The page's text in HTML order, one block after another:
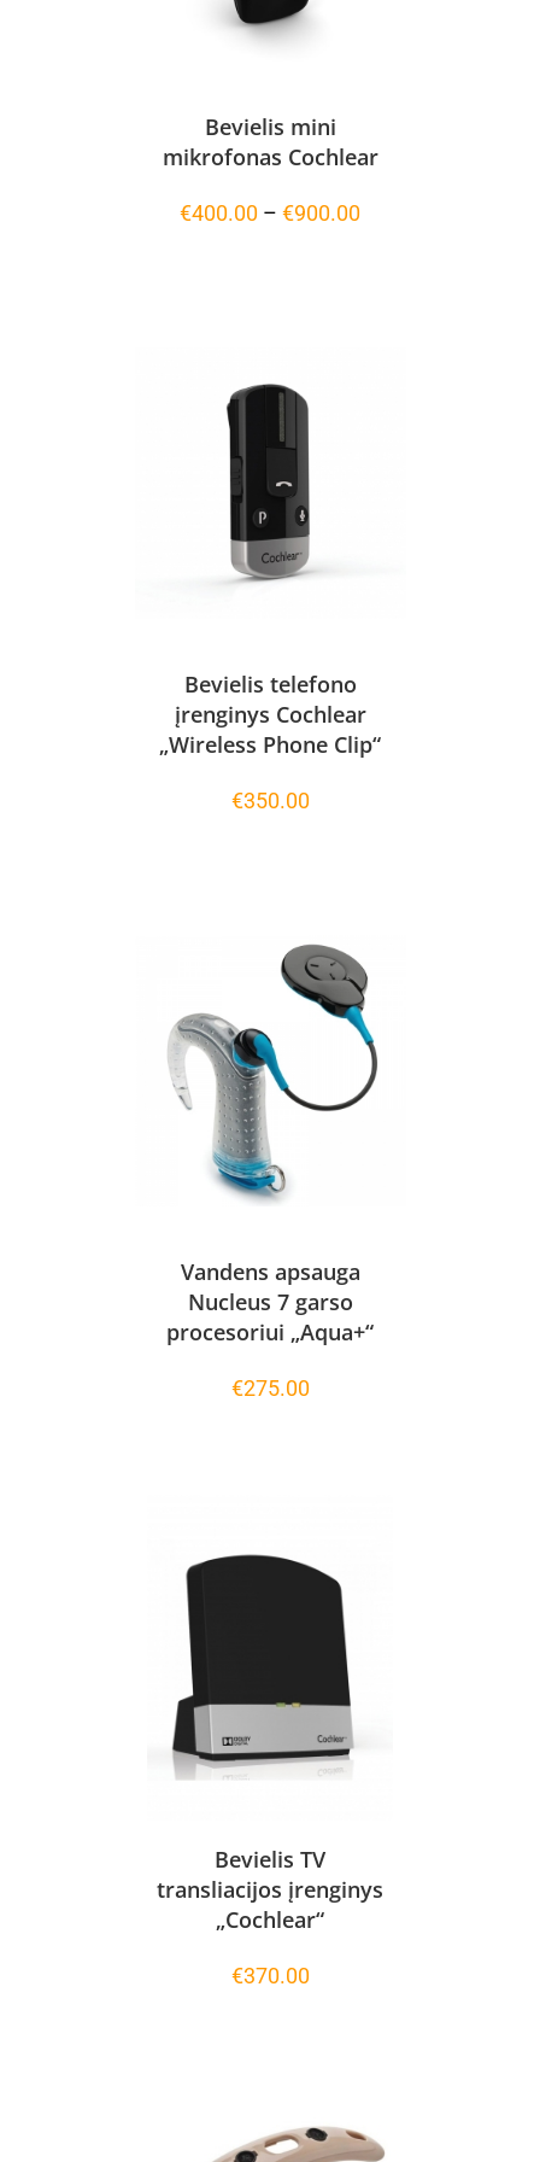
Bevielis mini
mikrofonas Cochlear
€400.00 – €900.00Price
Bevielis telefono
įrenginys Cochlear
„Wireless Phone Clip“
€350.00
Vandens apsauga
Nucleus 7 garso
procesoriui „Aqua+“
€275.00
Bevielis TV
transliacijos įrenginys
„Cochlear“
€370.00